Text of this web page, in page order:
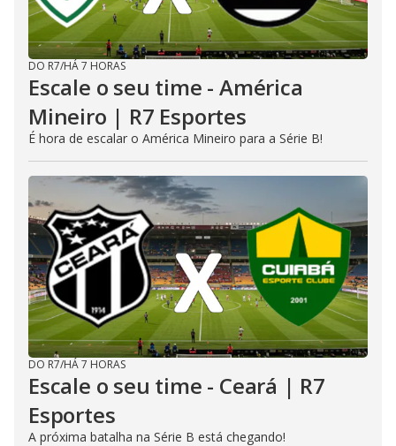
DO R7/HÁ 7 HORAS
Escale o seu time - América
Mineiro | R7 Esportes
É hora de escalar o América Mineiro para a Série B!
DO R7/HÁ 7 HORAS
Escale o seu time - Ceará | R7
Esportes
A próxima batalha na Série B está chegando!